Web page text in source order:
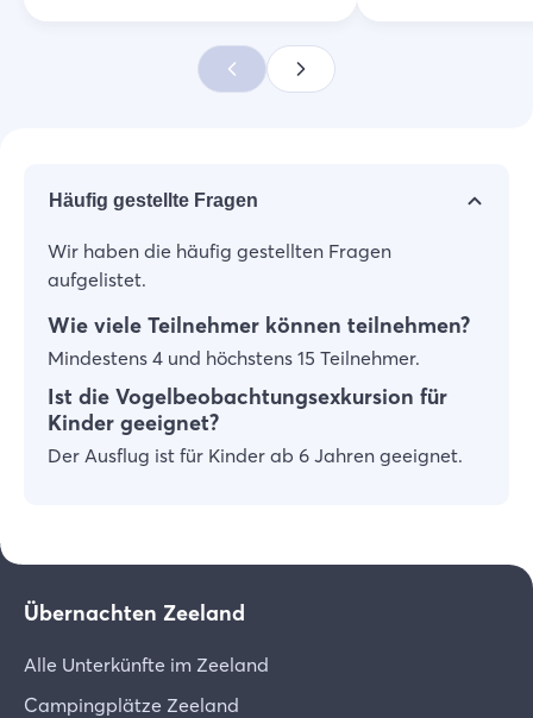
Häufig gestellte Fragen
Wir haben die häufig gestellten Fragen
aufgelistet.
Wie viele Teilnehmer können teilnehmen?
Mindestens 4 und höchstens 15 Teilnehmer.
Ist die Vogelbeobachtungsexkursion für
Kinder geeignet?
Der Ausflug ist für Kinder ab 6 Jahren geeignet.
Übernachten Zeeland
Alle Unterkünfte im Zeeland
Campingplätze Zeeland